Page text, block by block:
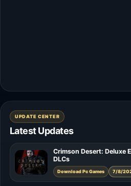
UPDATE CENTER
Latest Updates
Crimson Desert: Deluxe
DLCs
Download Pc Games 7/8/